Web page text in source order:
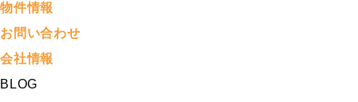
物件情報
お問い合わせ
会社情報
BLOG